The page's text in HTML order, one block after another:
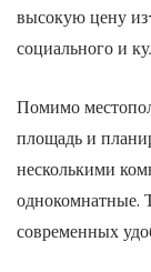
высокую цену
социального и
Помимо
площадь и
несколькими
однокомнатные.
современных